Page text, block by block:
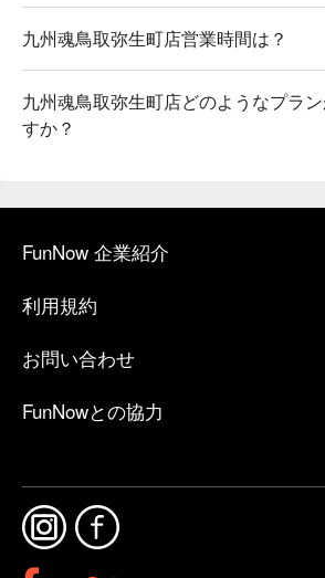
九州魂鳥取弥生町店営業時間は？
九州魂鳥取弥生町店どのようなプラ
すか？
FunNow 企業紹介
利用規約
お問い合わせ
FunNowとの協力